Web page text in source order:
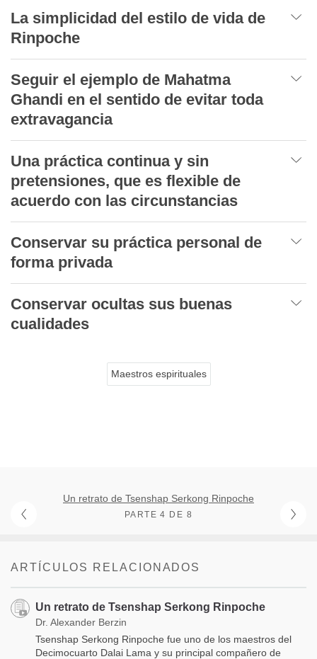
La simplicidad del estilo de vida de
Rinpoche
Seguir el ejemplo de Mahatma
Ghandi en el sentido de evitar toda
extravagancia
Una práctica continua y sin
pretensiones, que es flexible de
acuerdo con las circunstancias
Conservar su práctica personal de
forma privada
Conservar ocultas sus buenas
cualidades
Maestros espirituales
Un retrato de Tsenshap Serkong Rinpoche
PARTE 4 DE 8
ARTÍCULOS RELACIONADOS
Un retrato de Tsenshap Serkong Rinpoche
Dr. Alexander Berzin
Tsenshap Serkong Rinpoche fue uno de los maestros del
Decimocuarto Dalai Lama y su principal compañero de